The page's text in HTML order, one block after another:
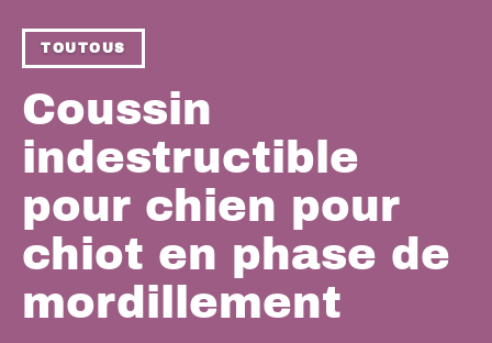
TOUTOUS
Coussin
indestructible
pour chien pour
chiot en phase de
mordillement